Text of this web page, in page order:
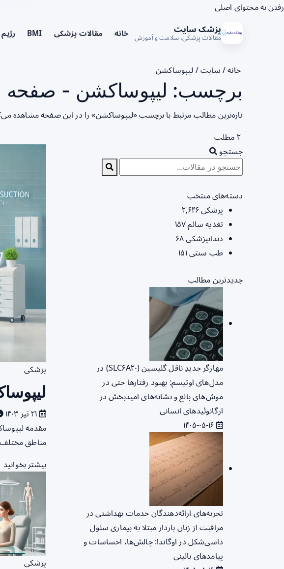
رفتن به محتوای اصلی
پزشک سایت
مقالات پزشکی، سلامت و آموزش خانه مقالات پزشکی BMI
خانه/ سایت/ لیپوساکشن
برچسب: لیپوساکشن - صفحه 1
تازه‌ترین مطالب مرتبط با برچسب «لیپوساکشن» را در این صفحه مشاهده
۲ مطلب
پزشکی
مقدمه
مناطق مختلف
بیشتر بخوانید
پزشکی
جستجو
دسته‌های منتخب
پزشکی۲,۶۴۶
تغذیه سالم۱۵۷
دندانپزشکی۶۸
طب سنتی۱۵۱
جدیدترین مطالب
مهارگر جدیدِ ناقل گلیسین (SLC۶A۲۰) در
مدل‌های اوتیسم: بهبود رفتارها حتی در
موش‌های بالغ و نشانه‌های امیدبخش در
ارگانوئیدهای انسانی
تجربه‌های ارائه‌دهندگان خدمات بهداشتی در
مراقبت از زنان باردار مبتلا به بیماری سلول
داسی‌شکل در اوگاندا: چالش‌ها، احساسات و
پیامدهای بالینی